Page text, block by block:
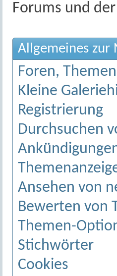
Forums und
Allgemeines zur
Foren,
Kleine
Registrierung
Durchsuchen
Ansehen von
Bewerten von
Themen-
Stichwörter
Cookies